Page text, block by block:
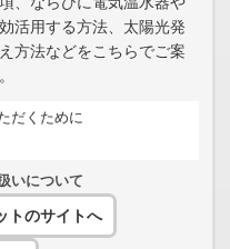
活用する方法、太陽光発
方法などをこちらでご案
だくために
いについて